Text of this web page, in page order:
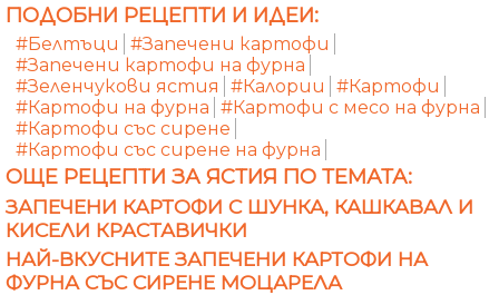
ПОДОБНИ РЕЦЕПТИ И ИДЕИ:
#Белтъци
#Запечени картофи
#Запечени картофи на фурна
#Зеленчукови ястия
#Калории
#Картофи
#Картофи на фурна #Картофи с месо на фурна
#Картофи със сирене
#Картофи със сирене на фурна
ОЩЕ РЕЦЕПТИ ЗА ЯСТИЯ ПО ТЕМАТА:
ЗАПЕЧЕНИ КАРТОФИ С ШУНКА, КАШКАВАЛ И
КИСЕЛИ КРАСТАВИЧКИ
НАЙ-ВКУСНИТЕ ЗАПЕЧЕНИ КАРТОФИ НА
ФУРНА СЪС СИРЕНЕ МОЦАРЕЛА